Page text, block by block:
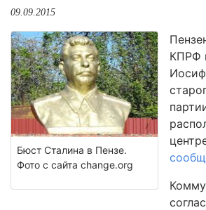
09.09.2015
Бюст Сталина в Пензе.
Фото с сайта change.org
КПРФ